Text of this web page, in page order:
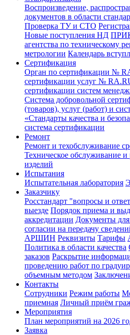
Воспроизведение,
документов в области
Проверка ТУ и СТО
Новые поступления НД
агентства по техническому
метрологии Календарь
Сертификация
Орган по сертификации №
сертификации услуг №
сертификации систем
Система добровольной
(товаров), услуг (работ) и
«Стандарты качества и
система сертификации
Ремонт
Ремонт и техобслуживание
Техническое обслуживание
изделий
Испытания
Испытательная лаборатория
Заказчику
Росстандарт "вопросы и
выезде Порядок приема и
аккредитации Документы
согласии на передачу
АРШИН Реквизиты Тарифы
Политика в области качества
заказов Раскрытие
проведению работ по
объемным методом
Контакты
Сотрудники Режим работы
приемная Личный приём
Мероприятия
План мероприятий на 2026
Заявка